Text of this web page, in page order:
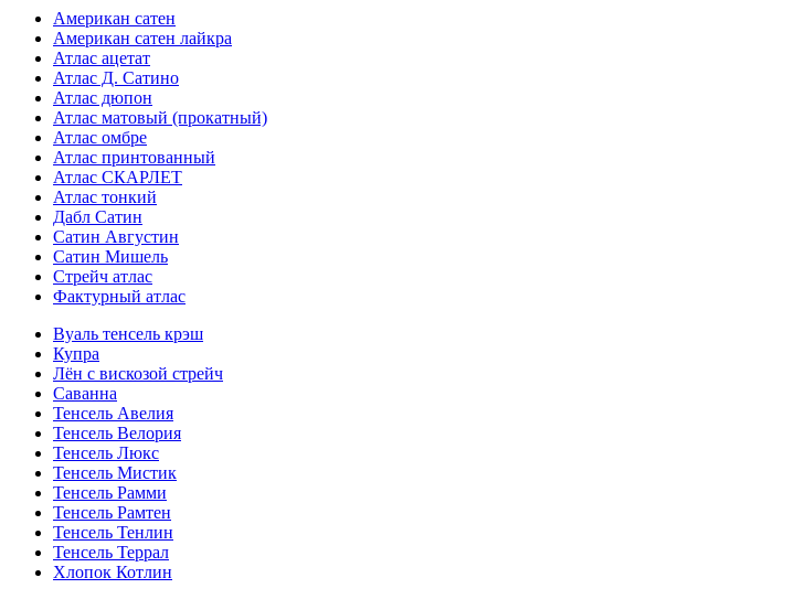
Американ сатен
Американ сатен лайкра
Атлас ацетат
Атлас Д. Сатино
Атлас дюпон
Атлас матовый (прокатный)
Атлас омбре
Атлас принтованный
Атлас СКАРЛЕТ
Атлас тонкий
Дабл Сатин
Сатин Августин
Сатин Мишель
Стрейч атлас
Фактурный атлас
Вуаль тенсель крэш
Купра
Лён с вискозой стрейч
Саванна
Тенсель Авелия
Тенсель Велория
Тенсель Люкс
Тенсель Мистик
Тенсель Рамми
Тенсель Рамтен
Тенсель Тенлин
Тенсель Террал
Хлопок Котлин